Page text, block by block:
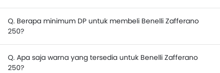
Q. Berapa minimum DP untuk membeli Benelli Zafferano
250?
Q. Apa saja warna yang tersedia untuk Benelli Zafferano
250?